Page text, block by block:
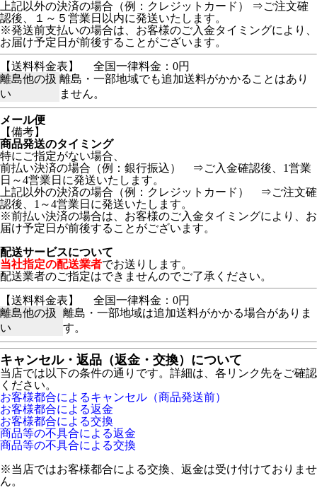
上記以外の決済の場合（例：クレジットカード） ⇒ご注文確
認後、１～５営業日以内に発送いたします。
※発送前支払いの場合は、お客様のご入金タイミングにより、
お届け予定日が前後することがございます。
【送料料金表】
全国一律料金：0円
離島他の扱
い
離島・一部地域でも追加送料がかかることはあり
ません。
メール便
【備考】
商品発送のタイミング
特にご指定がない場合、
前払い決済の場合（例：銀行振込） ⇒ご入金確認後、1営業
日～4営業日に発送いたします。
上記以外の決済の場合（例：クレジットカード） ⇒ご注文確
認後、1～4営業日に発送いたします。
※前払い決済の場合は、お客様のご入金タイミングにより、お
届け予定日が前後することがございます。
配送サービスについて
当社指定の配送業者でお送りします。
配送業者のご指定はできませんのでご了承ください。
【送料料金表】
全国一律料金：0円
離島他の扱
い
離島・一部地域は追加送料がかかる場合がありま
す。
キャンセル・返品（返金・交換）について
当店では以下の条件の通りです。詳細は、各リンク先をご確認
ください。
お客様都合によるキャンセル（商品発送前）
お客様都合による返金
お客様都合による交換
商品等の不具合による返金
商品等の不具合による交換
※当店ではお客様都合による交換、返金は受け付けておりませ
ん。